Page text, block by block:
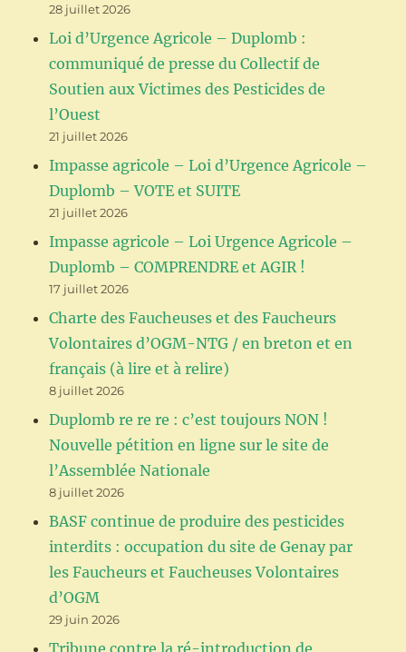
28 juillet 2026
Loi d’Urgence Agricole – Duplomb :
communiqué de presse du Collectif de
Soutien aux Victimes des Pesticides de
l’Ouest
21 juillet 2026
Impasse agricole – Loi d’Urgence Agricole –
Duplomb – VOTE et SUITE
21 juillet 2026
Impasse agricole – Loi Urgence Agricole –
Duplomb – COMPRENDRE et AGIR !
17 juillet 2026
Charte des Faucheuses et des Faucheurs
Volontaires d’OGM-NTG / en breton et en
français (à lire et à relire)
8 juillet 2026
Duplomb re re re : c’est toujours NON !
Nouvelle pétition en ligne sur le site de
l’Assemblée Nationale
8 juillet 2026
BASF continue de produire des pesticides
interdits : occupation du site de Genay par
les Faucheurs et Faucheuses Volontaires
d’OGM
29 juin 2026
Tribune contre la ré-introduction de